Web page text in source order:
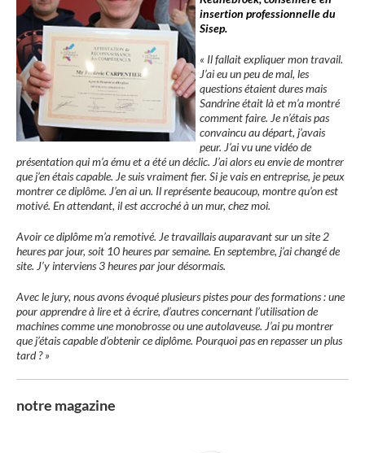
insertion professionnelle du
Sisep.
« Il fallait expliquer mon travail.
J’ai eu un peu de mal, les
questions étaient dures mais
Sandrine était là et m’a montré
comment faire. Je n’étais pas
convaincu au départ, j’avais
peur. J’ai vu une vidéo de
présentation qui m’a ému et a été un déclic. J’ai alors eu envie de montrer
que j’en étais capable. Je suis vraiment fier. Si je vais en entreprise, je peux
montrer ce diplôme. J’en ai un. Il représente beaucoup, montre qu’on est
motivé. En attendant, il est accroché à un mur, chez moi.
Avoir ce diplôme m’a remotivé. Je travaillais auparavant sur un site 2
heures par jour, soit 10 heures par semaine. En septembre, j’ai changé de
site. J’y interviens 3 heures par jour désormais.
Avec le jury, nous avons évoqué plusieurs pistes pour des formations : une
pour apprendre à lire et à écrire, d’autres concernant l’utilisation de
machines comme une monobrosse ou une autolaveuse. J’ai pu montrer
que j’étais capable d’obtenir ce diplôme. Pourquoi pas en repasser un plus
tard ? »
notre magazine